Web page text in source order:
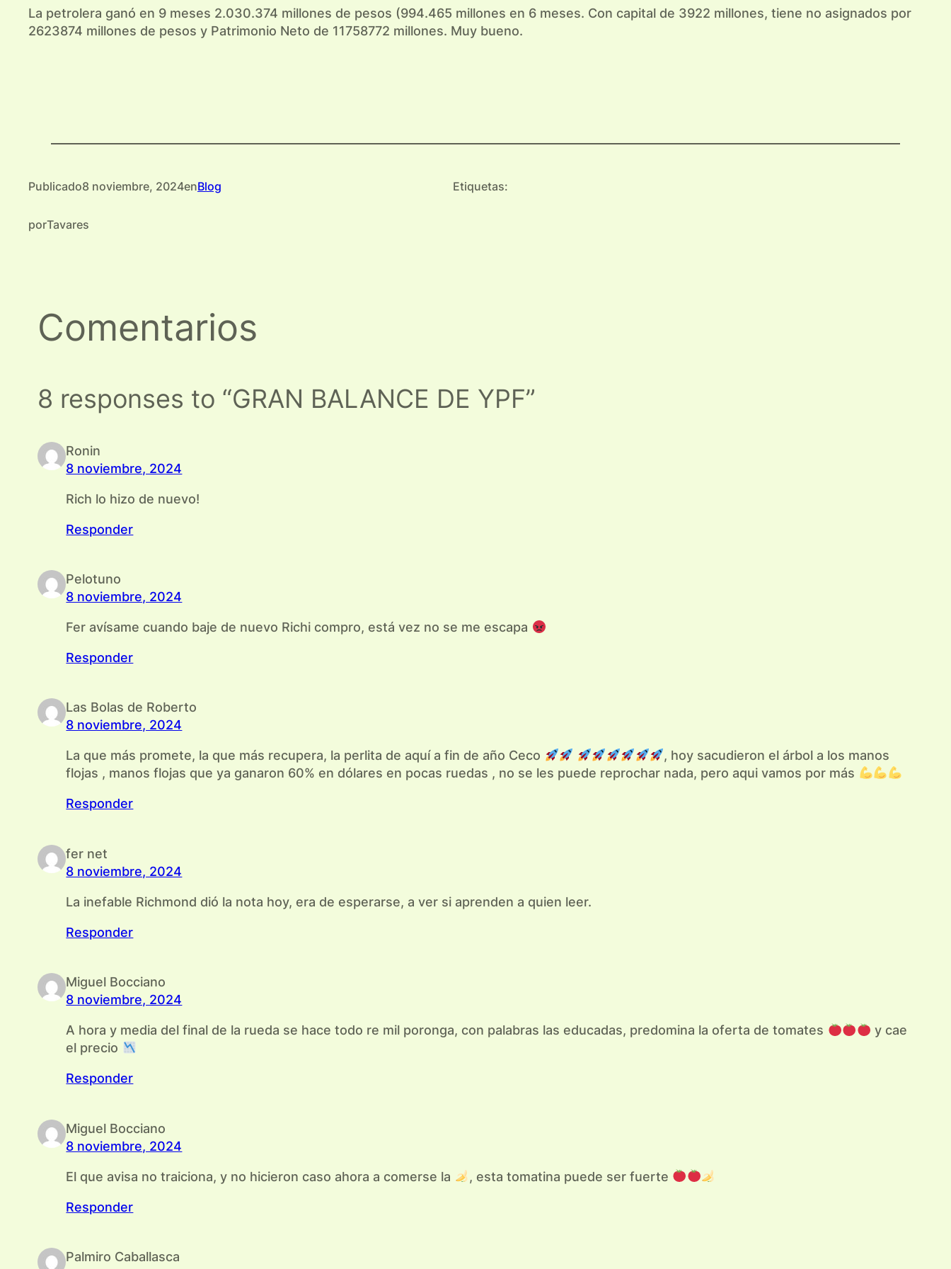
La petrolera ganó en 9 meses 2.030.374 millones de pesos (994.465 millones en 6 meses. Con capital de 3922 millones, tiene no asignados por
2623874 millones de pesos y Patrimonio Neto de 11758772 millones. Muy bueno.
Publicado8 noviembre, 2024enBlog
porTavares
Etiquetas:
Comentarios
8 responses to “GRAN BALANCE DE YPF”
Ronin
8 noviembre, 2024
Rich lo hizo de nuevo!
Responder
Pelotuno
8 noviembre, 2024
Fer avísame cuando baje de nuevo Richi compro, está vez no se me escapa
Responder
Las Bolas de Roberto
8 noviembre, 2024
La que más promete, la que más recupera, la perlita de aquí a fin de año Ceco
, hoy sacudieron el árbol a los manos
flojas , manos flojas que ya ganaron 60% en dólares en pocas ruedas , no se les puede reprochar nada, pero aqui vamos por más
Responder
fer net
8 noviembre, 2024
La inefable Richmond dió la nota hoy, era de esperarse, a ver si aprenden a quien leer.
Responder
Miguel Bocciano
8 noviembre, 2024
A hora y media del final de la rueda se hace todo re mil poronga, con palabras las educadas, predomina la oferta de tomates
y cae
el precio
Responder
Miguel Bocciano
8 noviembre, 2024
El que avisa no traiciona, y no hicieron caso ahora a comerse la , esta tomatina puede ser fuerte
Responder
Palmiro Caballasca